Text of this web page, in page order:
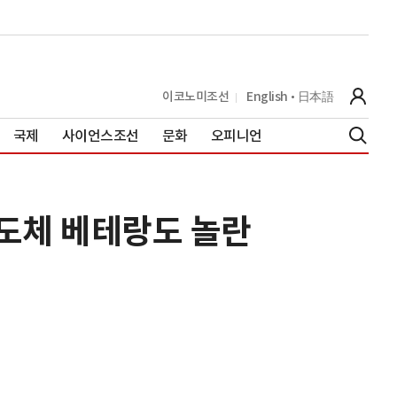
이코노미조선 English 日本語
국제 사이언스조선 문화 오피니언
베테랑도 놀란